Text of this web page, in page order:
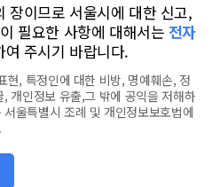
장이므로 서울시에 대한 신고,
필요한 사항에 대해서는 전자
여 주시기 바랍니다.
현, 특정인에 대한 비방, 명예훼손, 정
개인정보 유출,그 밖에 공익을 저해하
울특별시 조례 및 개인정보보호법에